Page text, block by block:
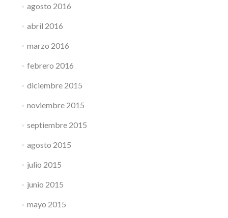
agosto 2016
abril 2016
marzo 2016
febrero 2016
diciembre 2015
noviembre 2015
septiembre 2015
agosto 2015
julio 2015
junio 2015
mayo 2015